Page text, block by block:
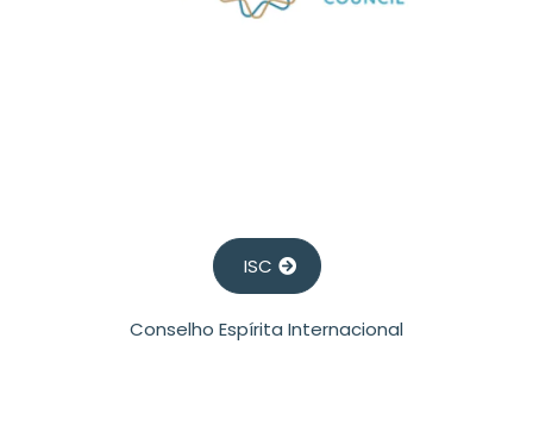
Kardecpedia
ISC
Conselho Espírita Internacional